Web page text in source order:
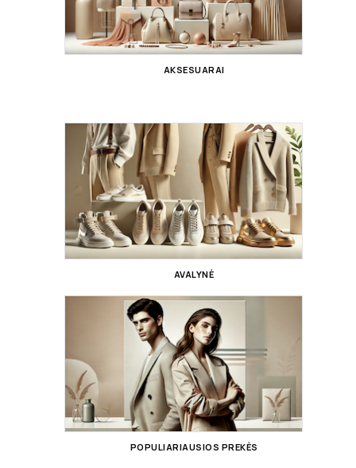
AKSESUARAI
AVALYNĖ
POPULIARIAUSIOS PREKĖS